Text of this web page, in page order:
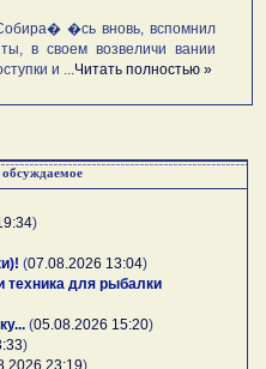
�сь вновь, вспомнил
в своем возвеличи вании
и ... Читать полностью »
)
(07.08.2026 13:04)
техника для рыбалки
(05.08.2026 15:20)
)
23:19)